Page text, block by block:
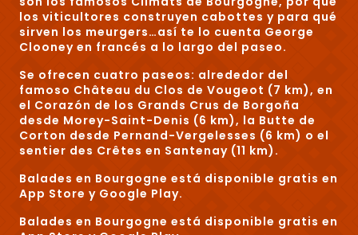
los viticultores construyen cabottes y para qué
sirven los meurgers…así te lo cuenta George
Clooney en francés a lo largo del paseo.
Se ofrecen cuatro paseos: alrededor del
famoso Château du Clos de Vougeot (7 km), en
el Corazón de los Grands Crus de Borgoña
desde Morey-Saint-Denis (6 km), la Butte de
Corton desde Pernand-Vergelesses (6 km) o el
sentier des Crêtes en Santenay (11 km).
Balades en Bourgogne está disponible gratis en
App Store y Google Play.
Balades en Bourgogne está disponible gratis en